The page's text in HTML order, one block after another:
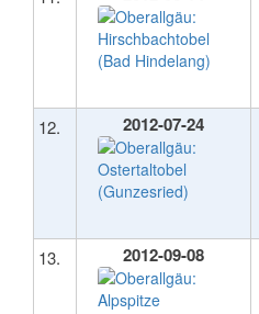
12. 2012-07-24
13. 2012-09-08